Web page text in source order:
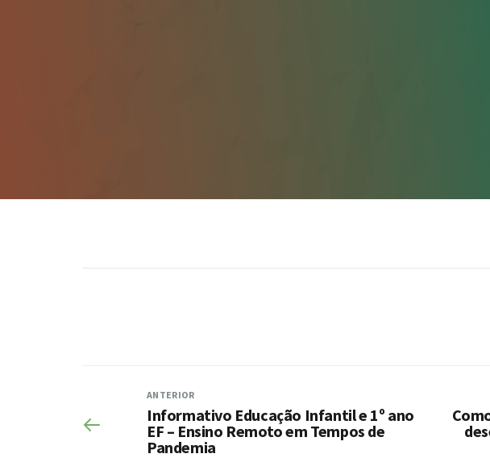
ANTERIOR
Informativo Educação Infantil e 1º ano
EF – Ensino Remoto em Tempos de
Pandemia